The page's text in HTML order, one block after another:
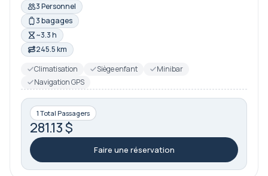
3 Personnel
3 bagages
~3.3 h
245.5 km
Climatisation
Siège enfant
Minibar
Navigation GPS
1 Total Passagers
281.13 $
Faire une réservation